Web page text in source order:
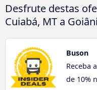
Desfrute destas
Cuiabá, MT a
Buson
Receba
de 10%